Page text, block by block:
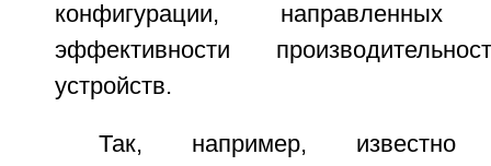
конфигурации,
эффективности
устройств.
Так, например, известно